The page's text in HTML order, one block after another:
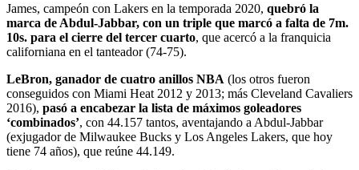
James, campeón con Lakers en la temporada 2020, quebró la
marca de Abdul-Jabbar, con un triple que marcó a falta de 7m.
10s. para el cierre del tercer cuarto, que acercó a la franquicia
californiana en el tanteador (74-75).
LeBron, ganador de cuatro anillos NBA (los otros fueron
conseguidos con Miami Heat 2012 y 2013; más Cleveland Cavaliers
2016), pasó a encabezar la lista de máximos goleadores
‘combinados’, con 44.157 tantos, aventajando a Abdul-Jabbar
(exjugador de Milwaukee Bucks y Los Angeles Lakers, que hoy
tiene 74 años), que reúne 44.149.